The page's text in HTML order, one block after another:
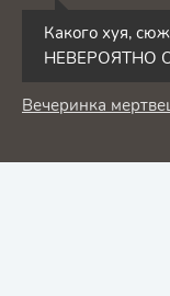
Какого хуя,
НЕВЕРОЯТНО
Вечеринка